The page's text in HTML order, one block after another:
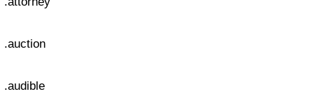
.auction
.audible